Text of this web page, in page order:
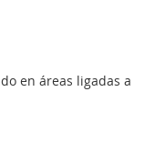
en áreas ligadas a